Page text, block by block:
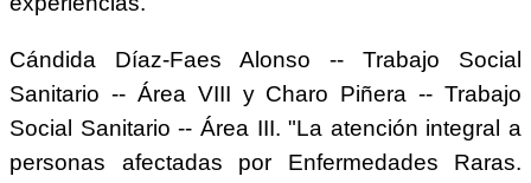
Cándida Díaz-Faes Alonso -- Trabajo Social
Sanitario -- Área VIII y Charo Piñera -- Trabajo
Social Sanitario -- Área III. "La atención integral a
personas afectadas por Enfermedades Raras.